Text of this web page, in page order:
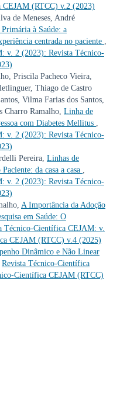
(RTCC) v.2 (2023)
de Meneses, André
à Saúde: a
centrada no paciente ,
v. 2 (2023): Revista Técnico-
Priscila Pacheco Vieira,
Thiago de Castro
Vilma Farias dos Santos,
Charro Ramalho, Linha de
com Diabetes Mellitus ,
v. 2 (2023): Revista Técnico-
Pereira, Linhas de
da casa a casa ,
v. 2 (2023): Revista Técnico-
A Importância da Adoção
em Saúde: O
Técnico-Científica CEJAM: v.
CEJAM (RTCC) v.4 (2025)
Dinâmico e Não Linear
Revista Técnico-Científica
Científica CEJAM (RTCC)